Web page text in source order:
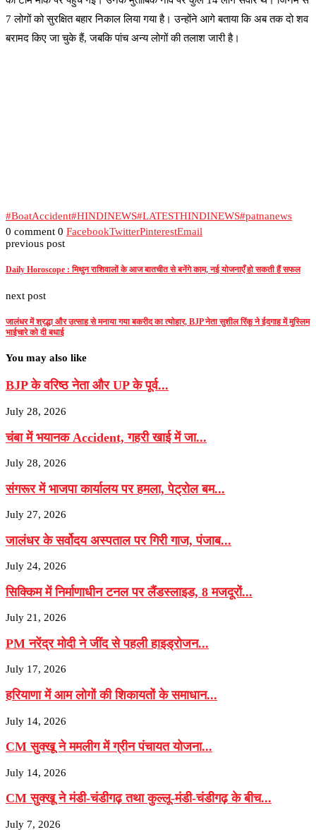
7 लोगों को सुरक्षित बहार निकाल लिया गया है। उन्होंने आगे बताया कि अब तक दो शव
बरामद किए जा चुके हैं, जबकि पांच अन्य लोगों की तलाश जारी है।
#BoatAccident#HINDINEWS#LATESTHINDINEWS#patnanews
0 comment 0 FacebookTwitterPinterestEmail
previous post
Daily Horoscope : मिथुन राशिवालों के आज बातचीत से बनेंगे काम, नई योजनाएँ हो सकती हैं सफल
next post
जालंधर में श्रद्धा और उत्साह से मनाया गया बकरीद का त्योहार, BJP नेता सुशील रिंकू ने ईदगाह में मुस्लिम
भाईचारे को दी बधाई
You may also like
BJP के वरिष्‍ठ नेता और UP के पूर्व...
July 28, 2026
चंबा में भयानक Accident, गहरी खाई में जा...
July 28, 2026
संगरूर में भाजपा कार्यालय पर हमला, पेट्रोल बम...
July 27, 2026
जालंधर के सर्वोदय अस्पताल पर गिरी गाज, पंजाब...
July 24, 2026
सिक्किम में निर्माणाधीन टनल पर लैंडस्लाइड, 8 मजदूरों...
July 21, 2026
PM नरेंद्र मोदी ने जींद से पहली हाइड्रोजन...
July 17, 2026
हरियाणा में आम लोगों की शिकायतों के समाधान...
July 14, 2026
CM सुक्खू ने ममलीग में ग्रीन पंचायत योजना...
July 14, 2026
CM सुक्खू ने मंडी-चंडीगढ़ तथा कुल्लू-मंडी-चंडीगढ़ के बीच...
July 7, 2026